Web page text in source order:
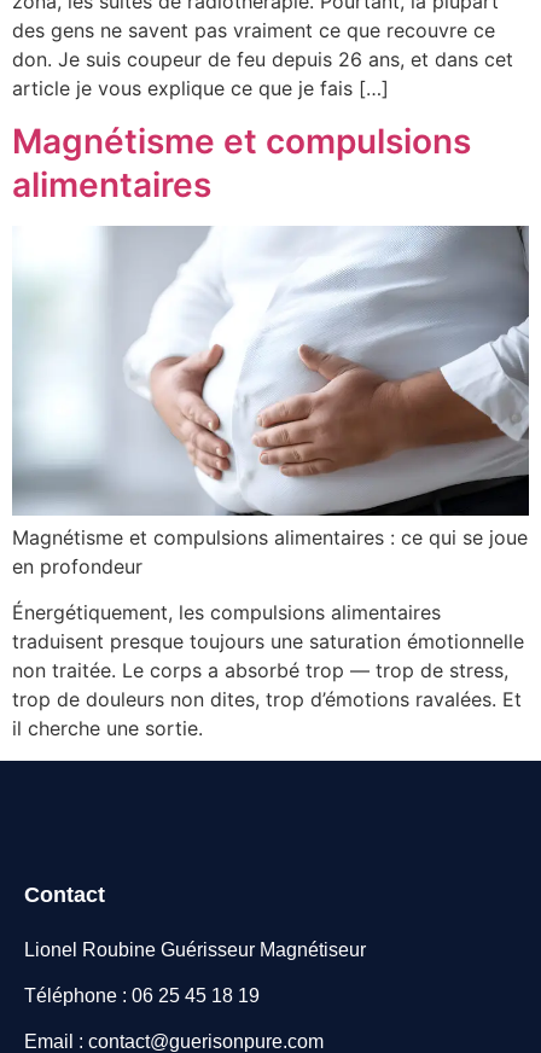
des gens ne savent pas vraiment ce que recouvre ce
don. Je suis coupeur de feu depuis 26 ans, et dans cet
article je vous explique ce que je fais […]
Magnétisme et compulsions
alimentaires
Magnétisme et compulsions alimentaires : ce qui se joue
en profondeur
Énergétiquement, les compulsions alimentaires
traduisent presque toujours une saturation émotionnelle
non traitée. Le corps a absorbé trop — trop de stress,
trop de douleurs non dites, trop d’émotions ravalées. Et
il cherche une sortie.
Contact
Lionel Roubine Guérisseur Magnétiseur
Téléphone : 06 25 45 18 19
Email : contact@guerisonpure.com